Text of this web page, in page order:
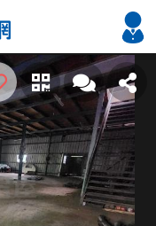
搜尋
價好屋限量釋出